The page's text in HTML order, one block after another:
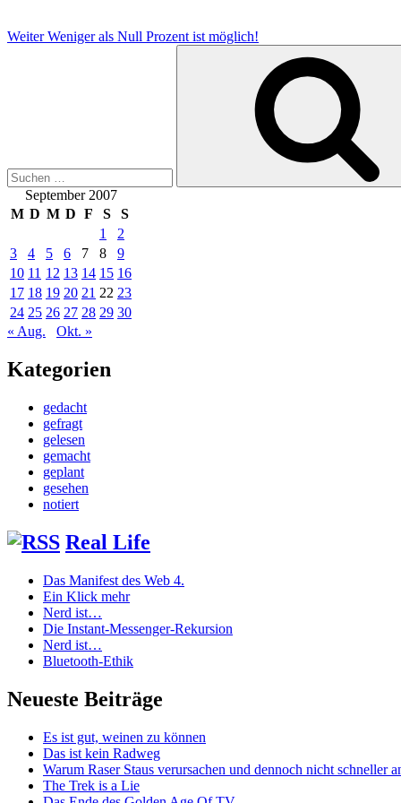
Weiter Weniger als Null Prozent ist möglich!
September 2007
M D M D F S
S
1
2
3
4 5 6 7 8
9
10 11 12 13 14 15 16
17 18 19 20 21 22 23
24 25 26 27 28 29 30
« Aug.
Okt. »
Kategorien
gedacht
gefragt
gelesen
gemacht
geplant
gesehen
notiert
Real Life
Das Manifest des Web 4.
Ein Klick mehr
Nerd ist…
Die Instant-Messenger-Rekursion
Nerd ist…
Bluetooth-Ethik
Neueste Beiträge
Es ist gut, weinen zu können
Das ist kein Radweg
Warum Raser Staus verursachen und dennoch nicht schneller
The Trek is a Lie